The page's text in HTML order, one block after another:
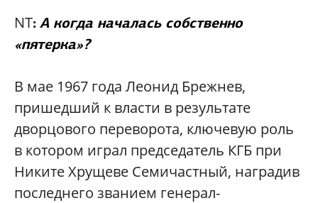
NT:А когда началась собственно
«пятерка»?
В мае 1967 года Леонид Брежнев,
пришедший к власти в результате
дворцового переворота, ключевую роль
в котором играл председатель КГБ при
Никите Хрущеве Семичастный, наградив
последнего званием генерал-